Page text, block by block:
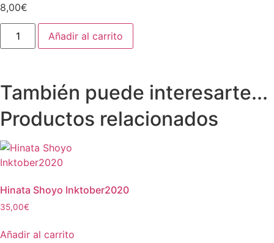
8,00€
Añadir al carrito
También puede interesarte...
Productos relacionados
Hinata Shoyo Inktober2020
35,00€
Añadir al carrito